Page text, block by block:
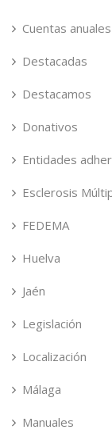
Cuentas anuales
Destacadas
Destacamos
Donativos
Entidades
Esclerosis
FEDEMA
Huelva
Jaén
Legislación
Localización
Málaga
Manuales